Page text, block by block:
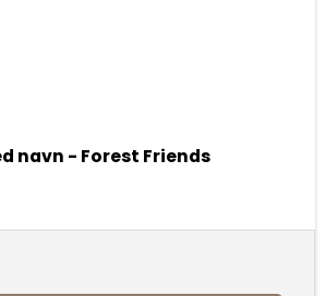
navn - Forest Friends